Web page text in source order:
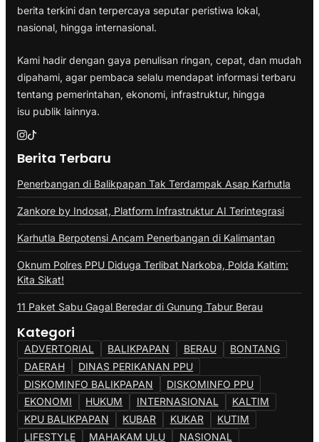
berita terkini dan terpercaya seputar peristiwa lokal,
nasional, hingga internasional.
Kami hadir dengan gaya penulisan ringan, cepat, dan mudah
dipahami, agar pembaca selalu mendapat informasi terbaru
tentang pemerintahan, ekonomi, infrastruktur, hingga
isu publik lainnya.
Berita Terbaru
Penerbangan di Balikpapan Tak Terdampak Asap Karhutla
Zankore by Indosat, Platform Infrastruktur AI Terintegrasi
Karhutla Berpotensi Ancam Penerbangan di Kalimantan
Oknum Polres PPU Diduga Terlibat Narkoba, Polda Kaltim:
Kita Sikat!
11 Paket Sabu Gagal Beredar di Gunung Tabur Berau
Kategori
ADVERTORIAL BALIKPAPAN BERAU
BONTANG
DAERAH
DINAS PERIKANAN PPU
DISKOMINFO BALIKPAPAN
DISKOMINFO PPU
EKONOMI
HUKUM INTERNASIONAL
KALTIM
KPU BALIKPAPAN
KUBAR KUKAR
KUTIM
LIFESTYLE
MAHAKAM ULU NASIONAL